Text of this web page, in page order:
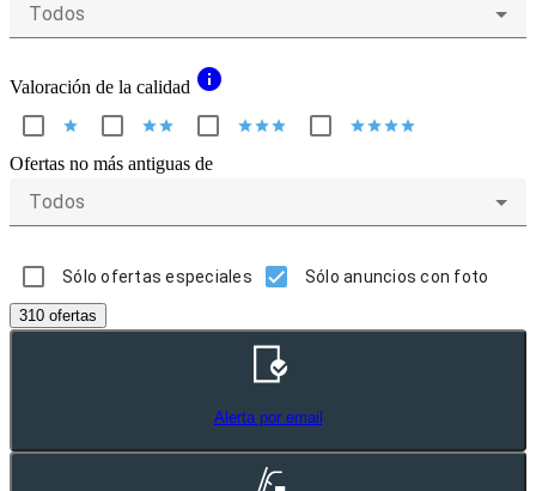
Todos
Valoración de la calidad info
star starstar starstarstar starstarstarstar
Ofertas no más antiguas de
Todos
Sólo ofertas especiales Sólo anuncios con foto
310 ofertas
Alerta por email